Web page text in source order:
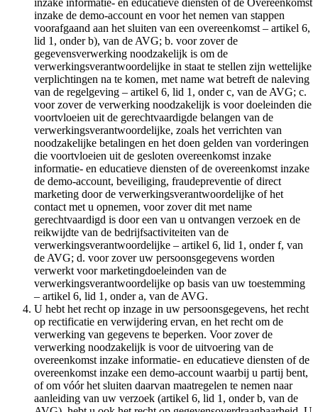
inzake informatie- en educatieve diensten of de Overeenkomst
inzake de demo-account en voor het nemen van stappen
voorafgaand aan het sluiten van een overeenkomst – artikel 6,
lid 1, onder b), van de AVG; b. voor zover de
gegevensverwerking noodzakelijk is om de
verwerkingsverantwoordelijke in staat te stellen zijn wettelijke
verplichtingen na te komen, met name wat betreft de naleving
van de regelgeving – artikel 6, lid 1, onder c, van de AVG; c.
voor zover de verwerking noodzakelijk is voor doeleinden die
voortvloeien uit de gerechtvaardigde belangen van de
verwerkingsverantwoordelijke, zoals het verrichten van
noodzakelijke betalingen en het doen gelden van vorderingen
die voortvloeien uit de gesloten overeenkomst inzake
informatie- en educatieve diensten of de overeenkomst inzake
de demo-account, beveiliging, fraudepreventie of direct
marketing door de verwerkingsverantwoordelijke of het
contact met u opnemen, voor zover dit met name
gerechtvaardigd is door een van u ontvangen verzoek en de
reikwijdte van de bedrijfsactiviteiten van de
verwerkingsverantwoordelijke – artikel 6, lid 1, onder f, van
de AVG; d. voor zover uw persoonsgegevens worden
verwerkt voor marketingdoeleinden van de
verwerkingsverantwoordelijke op basis van uw toestemming
– artikel 6, lid 1, onder a, van de AVG.
U hebt het recht op inzage in uw persoonsgegevens, het recht
op rectificatie en verwijdering ervan, en het recht om de
verwerking van gegevens te beperken. Voor zover de
verwerking noodzakelijk is voor de uitvoering van de
overeenkomst inzake informatie- en educatieve diensten of de
overeenkomst inzake een demo-account waarbij u partij bent,
of om vóór het sluiten daarvan maatregelen te nemen naar
aanleiding van uw verzoek (artikel 6, lid 1, onder b, van de